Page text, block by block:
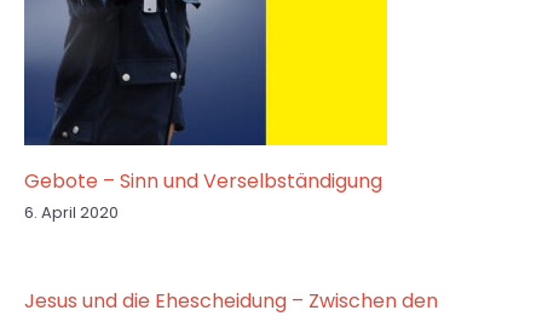
Gebote – Sinn und Verselbständigung
6. April 2020
Jesus und die Ehescheidung – Zwischen den